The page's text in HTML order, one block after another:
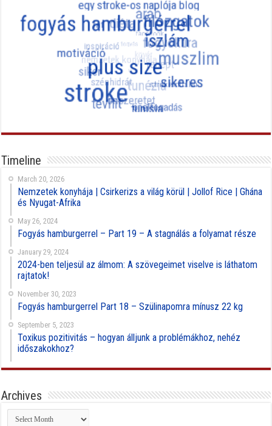
Timeline
March 20, 2026
Nemzetek konyhája | Csirkerizs a világ körül | Jollof Rice | Ghána
és Nyugat-Afrika
May 26, 2024
Fogyás hamburgerrel – Part 19 – A stagnálás a folyamat része
January 29, 2024
2024-ben teljesül az álmom: A szövegeimet viselve is láthatom
rajtatok!
November 30, 2023
Fogyás hamburgerrel Part 18 – Szülinapomra mínusz 22 kg
September 5, 2023
Toxikus pozitivitás – hogyan álljunk a problémákhoz, nehéz
időszakokhoz?
Archives
Archives